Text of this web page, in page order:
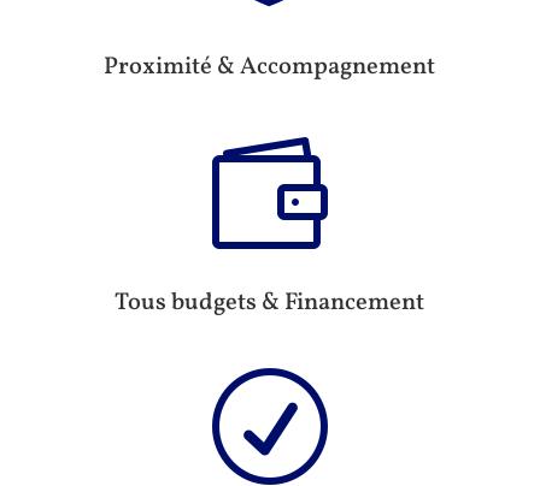
Proximité & Accompagnement

Tous budgets & Financement
R